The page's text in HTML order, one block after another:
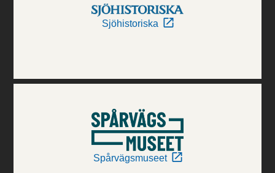
Sjöhistoriska
Spårvägsmuseet